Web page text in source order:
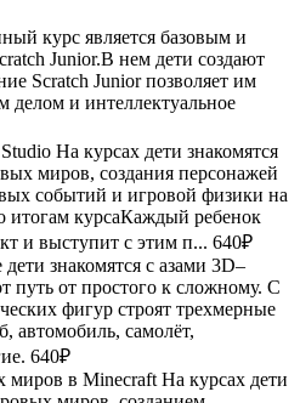
курс является базовым и
Junior.В нем дети создают
Scratch Junior позволяет им
и интеллектуальное
На курсах дети знакомятся
миров, создания персонажей
событий и игровой физики на
итогам курсаКаждый ребенок
и выступит с этим п... 640₽
знакомятся с азами 3D–
путь от простого к сложному. С
фигур строят трехмерные
автомобиль, самолёт,
640₽
миров в Minecraft На курсах дети